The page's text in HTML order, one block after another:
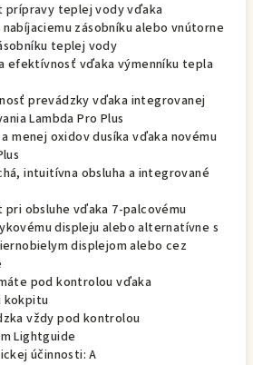
prípravy teplej vody vďaka
zásobníku alebo vnútorne
teplej vody
efektívnosť vďaka výmenníku tepla
prevádzky vďaka integrovanej
Lambda Pro Plus
menej oxidov dusíka vďaka novému
intuitívna obsluha a integrované
obsluhe vďaka 7-palcovému
displeju alebo alternatívne s
displejom alebo cez
pod kontrolou vďaka
kokpitu
vždy pod kontrolou
Lightguide
účinnosti: A